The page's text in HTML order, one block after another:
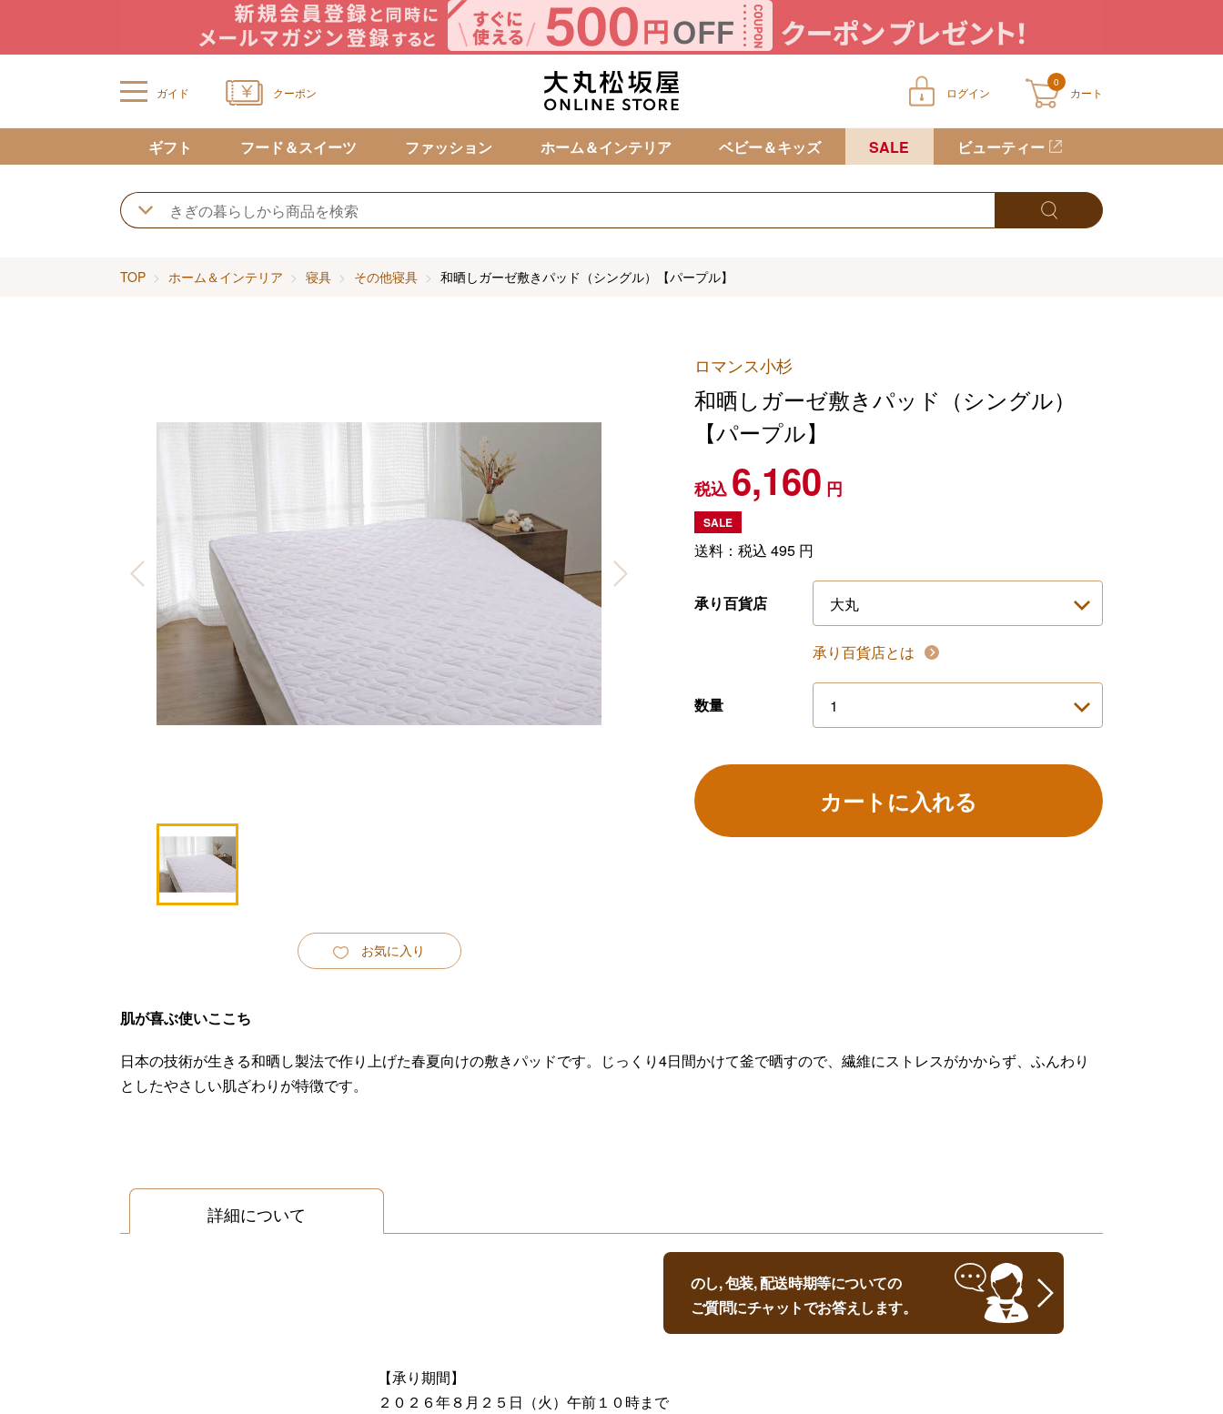
ガイド クーポン ログイン
0
カート
カートに商品が入っていません
ギフト フード＆スイーツ ファッション ホーム＆インテリア ベビー＆キッズ SALE ビューティー
TOP ホーム＆インテリア 寝具 その他寝具 和晒しガーゼ敷きパッド（シングル）【パープル】
お気に入り
ロマンス小杉
和晒しガーゼ敷きパッド（シングル）
【パープル】
税込6,160 円
SALE
送料：税込 495円
承り百貨店
承り百貨店とは
数量
カートに入れる
肌が喜ぶ使いここち
日本の技術が生きる和晒し製法で作り上げた春夏向けの敷きパッドです。じっくり4日間かけて釜で晒すので、繊維にストレスがかからず、ふんわり
としたやさしい肌ざわりが特徴です。
詳細について
のし, 包装, 配送時期等についての
ご質問にチャットでお答えします。
【承り期間】
２０２６年８月２５日（火）午前１０時まで